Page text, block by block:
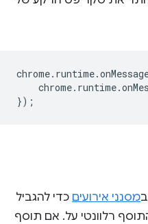
chrome. runtime.
chrome. runtime.
});
מסנני אירועים כדי להגביל
רלוונטי על. אם תוסף